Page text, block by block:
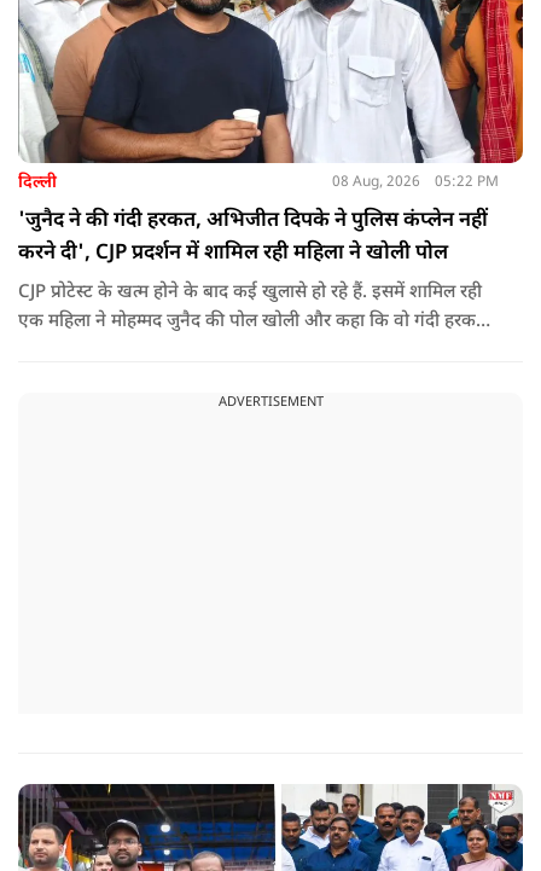
दिल्ली 08 Aug, 2026 05:22 PM
'जुनैद ने की गंदी हरकत, अभिजीत दिपके ने पुलिस कंप्लेन नहीं
करने दी', CJP प्रदर्शन में शामिल रही महिला ने खोली पोल
CJP प्रोटेस्ट के खत्म होने के बाद कई खुलासे हो रहे हैं. इसमें शामिल रही
एक महिला ने मोहम्मद जुनैद की पोल खोली और कहा कि वो गंदी हरकतें
ADVERTISEMENT